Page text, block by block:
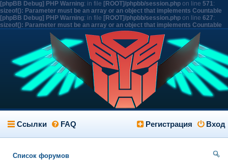
[phpBB Debug] PHP Warning: in file [ROOT]/phpbb/session.php on line 571:
sizeof(): Parameter must be an array or an object that implements Countable
[phpBB Debug] PHP Warning: in file [ROOT]/phpbb/session.php on line 627:
sizeof(): Parameter must be an array or an object that implements Countable
Ссылки FAQ Вход
Регистрация
Список форумов